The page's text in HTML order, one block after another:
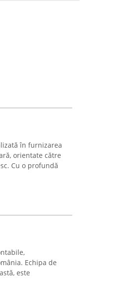
în furnizarea
orientate către
Cu o profundă
Echipa de
este